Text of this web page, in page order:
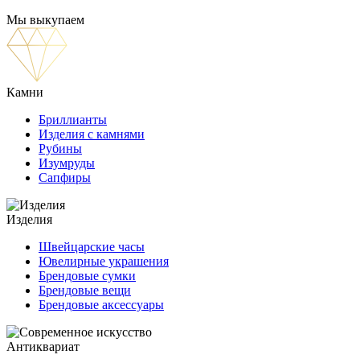
Мы выкупаем
Камни
Бриллианты
Изделия с камнями
Рубины
Изумруды
Сапфиры
Изделия
Швейцарские часы
Ювелирные украшения
Брендовые сумки
Брендовые вещи
Брендовые аксессуары
Антиквариат